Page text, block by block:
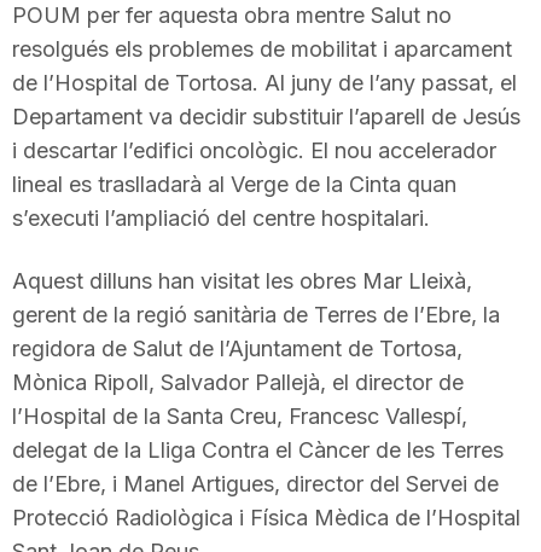
POUM per fer aquesta obra mentre Salut no
resolgués els problemes de mobilitat i aparcament
de l’Hospital de Tortosa. Al juny de l’any passat, el
Departament va decidir substituir l’aparell de Jesús
i descartar l’edifici oncològic. El nou accelerador
lineal es traslladarà al Verge de la Cinta quan
s’executi l’ampliació del centre hospitalari.
Aquest dilluns han visitat les obres Mar Lleixà,
gerent de la regió sanitària de Terres de l’Ebre, la
regidora de Salut de l’Ajuntament de Tortosa,
Mònica Ripoll, Salvador Pallejà, el director de
l’Hospital de la Santa Creu, Francesc Vallespí,
delegat de la Lliga Contra el Càncer de les Terres
de l’Ebre, i Manel Artigues, director del Servei de
Protecció Radiològica i Física Mèdica de l’Hospital